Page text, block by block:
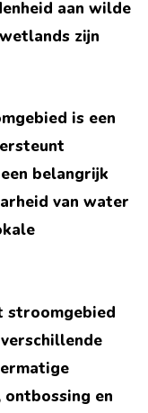
aan wilde
zijn
is een
belangrijk
van water
stroomgebied
en